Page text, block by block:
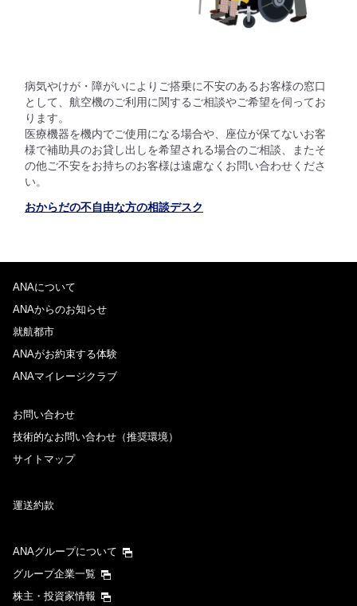
病気やけが・障がいによりご搭乗に不安のあるお客様の窓口
として、航空機のご利用に関するご相談やご希望を伺ってお
ります。
医療機器を機内でご使用になる場合や、座位が保てないお客
様で補助具のお貸し出しを希望される場合のご相談、またそ
の他ご不安をお持ちのお客様は遠慮なくお問い合わせくださ
い。
おからだの不自由な方の相談デスク
ANAについて
ANAからのお知らせ
就航都市
ANAがお約束する体験
ANAマイレージクラブ
お問い合わせ
技術的なお問い合わせ（推奨環境）
サイトマップ
運送約款
ANAグループについて
グループ企業一覧
株主・投資家情報